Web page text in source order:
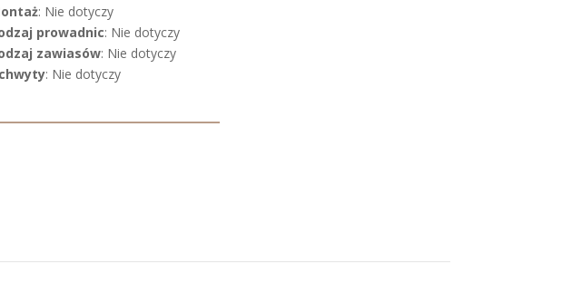
: Nie dotyczy
prowadnic: Nie dotyczy
zawiasów: Nie dotyczy
: Nie dotyczy